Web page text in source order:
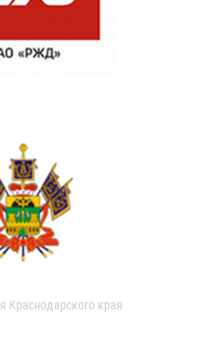
Краснодарского края